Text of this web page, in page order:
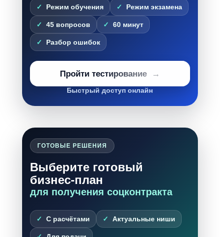
Режим обучения Режим экзамена
45 вопросов 60 минут
Разбор ошибок
Пройти тестирование
Быстрый доступ онлайн
ГОТОВЫЕ РЕШЕНИЯ
Выберите готовый
бизнес-план
для получения соцконтракта
С расчётами Актуальные ниши